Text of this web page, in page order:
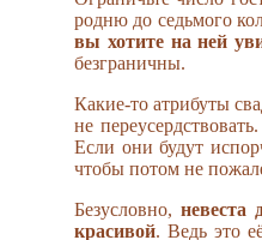
родню до седьмого
вы хотите на ней
безграничны.
Какие-то атрибуты
не
Если они будут
чтобы потом не
Безусловно, невеста
красивой. Ведь это